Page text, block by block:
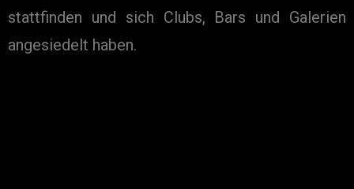
stattfinden und sich Clubs, Bars und Galerien
angesiedelt haben.